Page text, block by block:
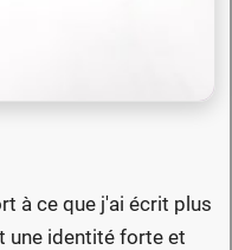
à ce que j'ai écrit plus
une identité forte et